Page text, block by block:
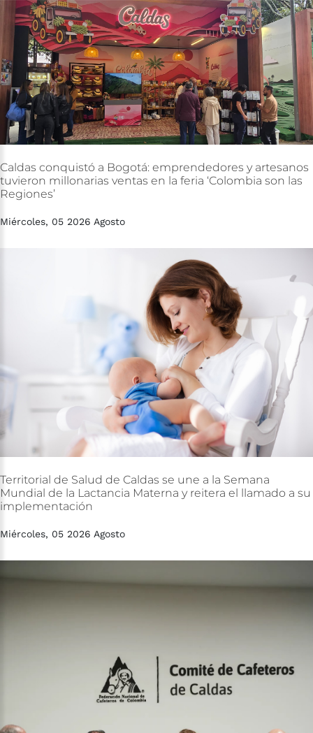
Caldas conquistó a Bogotá: emprendedores y artesanos
tuvieron millonarias ventas en la feria ‘Colombia son las
Regiones’
Miércoles, 05 2026 Agosto
Territorial de Salud de Caldas se une a la Semana
Mundial de la Lactancia Materna y reitera el llamado a su
implementación
Miércoles, 05 2026 Agosto